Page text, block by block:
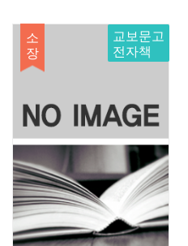
소
장
교보문고
전자책